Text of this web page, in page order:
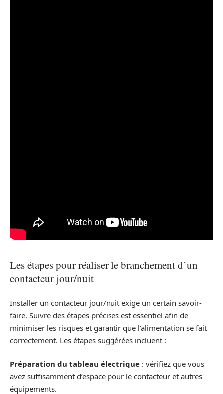
Les étapes pour réaliser le branchement d’un
contacteur jour/nuit
Installer un contacteur jour/nuit exige un certain savoir-
faire. Suivre des étapes précises est essentiel afin de
minimiser les risques et garantir que l’alimentation se fait
correctement. Les étapes suggérées incluent :
Préparation du tableau électrique : vérifiez que vous
avez suffisamment d’espace pour le contacteur et autres
équipements.